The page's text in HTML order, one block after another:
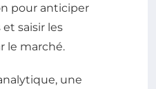
pour anticiper
saisir les
le marché.
une